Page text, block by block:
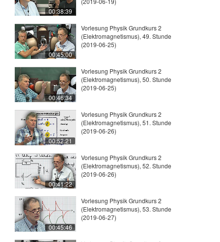
00:38:39
00:45:00
Vorlesung Physik Grundkurs 2
(Elektromagnetismus), 49. Stunde
(2019-06-25)
00:46:34
Vorlesung Physik Grundkurs 2
(Elektromagnetismus), 50. Stunde
(2019-06-25)
00:52:21
Vorlesung Physik Grundkurs 2
(Elektromagnetismus), 51. Stunde
(2019-06-26)
00:41:22
Vorlesung Physik Grundkurs 2
(Elektromagnetismus), 52. Stunde
(2019-06-26)
00:45:46
Vorlesung Physik Grundkurs 2
(Elektromagnetismus), 53. Stunde
(2019-06-27)